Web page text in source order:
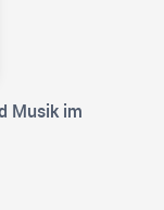
Musik im